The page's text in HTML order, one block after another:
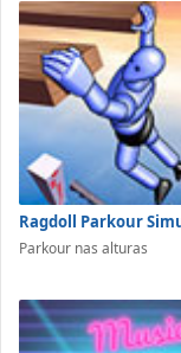
Ragdoll Parkour
Parkour nas alturas